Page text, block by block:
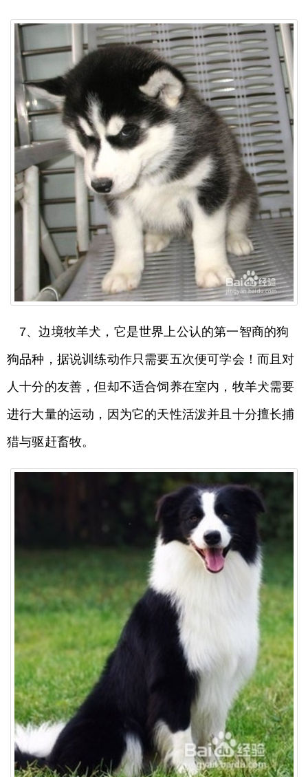
7、边境牧羊犬，它是世界上公认的第一智商的狗
狗品种，据说训练动作只需要五次便可学会！而且对
人十分的友善，但却不适合饲养在室内，牧羊犬需要
进行大量的运动，因为它的天性活泼并且十分擅长捕
猎与驱赶畜牧。